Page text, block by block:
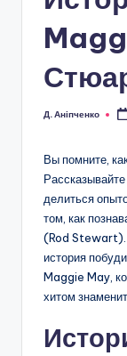
Posted
Д. Аніпченко
Вы помните,
делиться
том, как
(Rod Stewart).
история
Maggie May,
хитом